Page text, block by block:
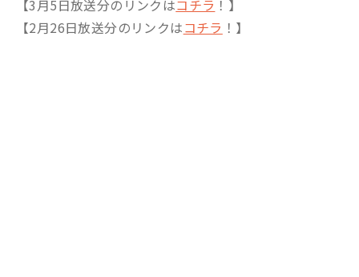
【3月5日放送分のリンクはコチラ ！】
【2月26日放送分のリンクはコチラ ！】